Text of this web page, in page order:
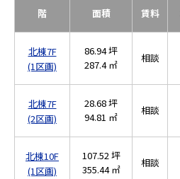
階 面積 賃料
北棟7F
(1区画)
86.94 坪
287.4 ㎡
相談
北棟7F
(2区画)
28.68 坪
94.81 ㎡
相談
北棟10F
(1区画)
107.52 坪
355.44 ㎡
相談